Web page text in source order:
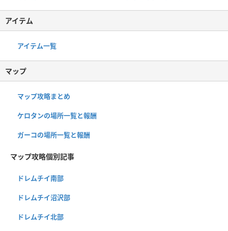
アイテム
アイテム一覧
マップ
マップ攻略まとめ
ケロタンの場所一覧と報酬
ガーコの場所一覧と報酬
マップ攻略個別記事
ドレムチイ南部
ドレムチイ沼沢部
ドレムチイ北部